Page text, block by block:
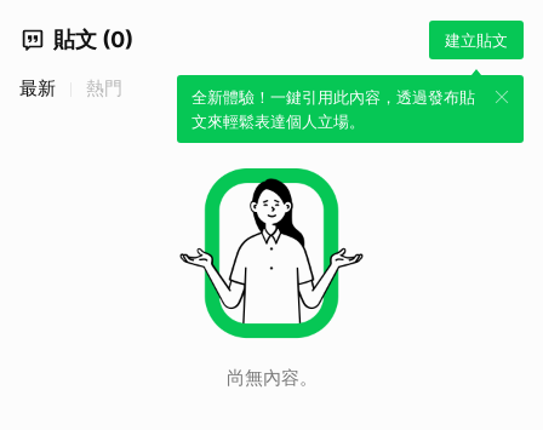
貼文 (0) 建立貼文
全新體驗！一鍵引用此內容，透過發布貼
文來輕鬆表達個人立場。
最新 熱門
尚無內容。